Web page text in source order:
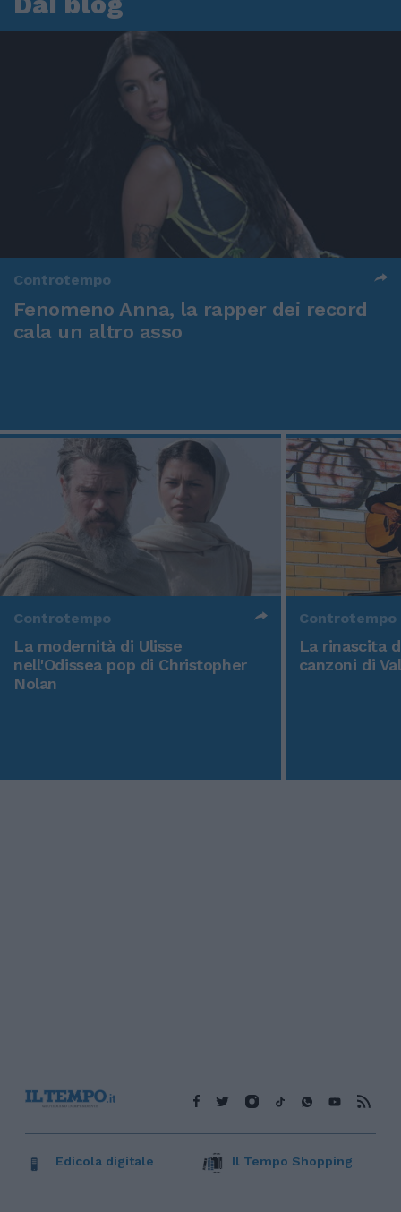
Controtempo
Fenomeno Anna, la rapper dei record
cala un altro asso
Controtempo
La modernità di Ulisse
nell'Odissea pop di Christopher
Nolan
Controtempo
La rinascita
canzoni di
Edicola digitale Il Tempo Shopping